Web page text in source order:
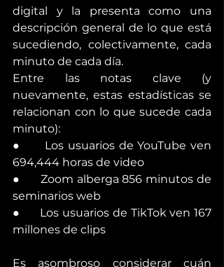
digital y la presenta como una
descripción general de lo que está
sucediendo, colectivamente, cada
minuto de cada día.
Entre las notas clave (y
nuevamente, estas estadísticas se
relacionan con lo que sucede cada
minuto):
●      Los usuarios de YouTube ven
694,444 horas de video
●      Zoom alberga 856 minutos de
seminarios web
●      Los usuarios de TikTok ven 167
millones de clips
Es asombroso considerar cuán